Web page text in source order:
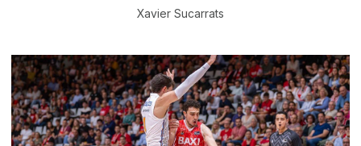
Xavier Sucarrats